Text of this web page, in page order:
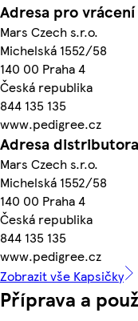
Adresa pro vrácení
Mars Czech s.r.o.
Michelská 1552/58
140 00 Praha 4
Česká republika
844 135 135
www.pedigree.cz
Adresa distributora
Mars Czech s.r.o.
Michelská 1552/58
140 00 Praha 4
Česká republika
844 135 135
www.pedigree.cz
Zobrazit vše Kapsičky
Příprava a